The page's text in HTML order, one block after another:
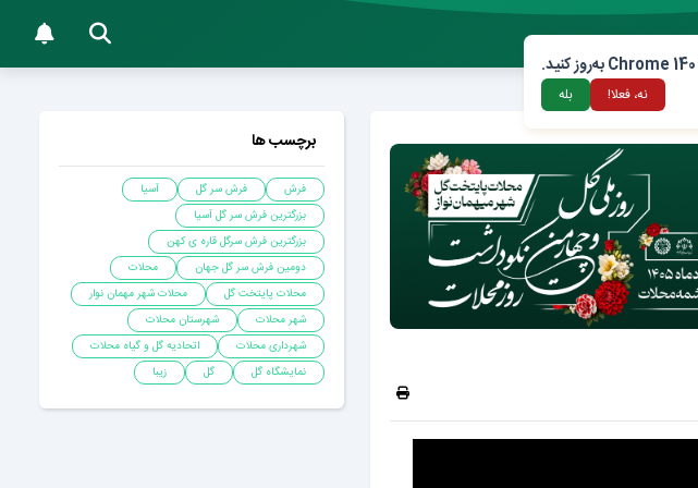
برچسب ها
فرش فرش سر گل
آسیا
بزرگترین فرش سر گل آسیا
بزرگترین فرش سرگل قاره ی کهن
دومین فرش سر گل جهان
محلات
محلات پایتخت گل
محلات شهر مهمان نوار
شهر محلات
شهرستان محلات
شهرداری محلات
اتحادیه گل و گیاه محلات
نمایشگاه گل
گل زیبا
نه، فعلا! بله